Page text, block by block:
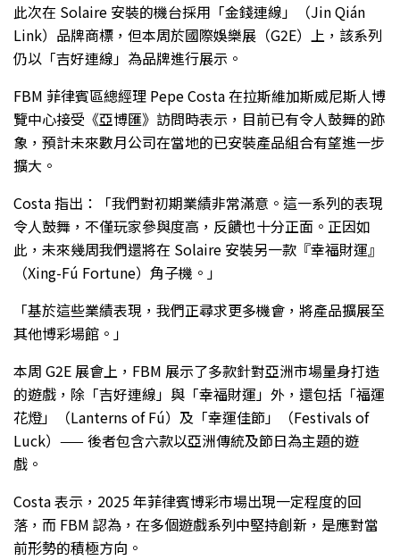
此次在 Solaire 安裝的機台採用「金錢連線」（Jin Qián
Link）品牌商標，但本周於國際娛樂展（G2E）上，該系列
仍以「吉好連線」為品牌進行展示。
FBM 菲律賓區總經理 Pepe Costa 在拉斯維加斯威尼斯人博
覽中心接受《亞博匯》訪問時表示，目前已有令人鼓舞的跡
象，預計未來數月公司在當地的已安裝產品組合有望進一步
擴大。
Costa 指出：「我們對初期業績非常滿意。這一系列的表現
令人鼓舞，不僅玩家參與度高，反饋也十分正面。正因如
此，未來幾周我們還將在 Solaire 安裝另一款『幸福財運』
（Xing-Fú Fortune）角子機。」
「基於這些業績表現，我們正尋求更多機會，將產品擴展至
其他博彩場館。」
本周 G2E 展會上，FBM 展示了多款針對亞洲市場量身打造
的遊戲，除「吉好連線」與「幸福財運」外，還包括「福運
花燈」（Lanterns of Fú）及「幸運佳節」（Festivals of
Luck）—— 後者包含六款以亞洲傳統及節日為主題的遊
戲。
Costa 表示，2025 年菲律賓博彩市場出現一定程度的回
落，而 FBM 認為，在多個遊戲系列中堅持創新，是應對當
前形勢的積極方向。